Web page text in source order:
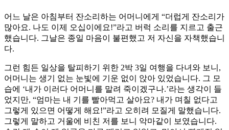
어느 날은 아침부터 잔소리하는 어머니에게 “더럽게 잔소리가
많아요. 나도 이제 오십이에요!”라고 버럭 소리를 지르고 출근
했습니다. 그날은 종일 마음이 불편했고 저 자신을 자책했습니
다.
그런 힘든 일상을 탈피하기 위한 2박 3일 여행을 다녀와 보니,
어머니는 생기 없는 눈빛에 기운 없이 앉아 있었습니다. 그 모
습에 ‘내가 이러다 어머니를 말려 죽이겠구나.’라는 생각이 들
었지만, “엄마는 내 기를 빨아먹고 살아요? 내가 며칠 없다고
그렇게 있으면 어떻게 해요!”라고 오히려 모질게 말했습니다.
그렇게 말하고 거울에 비친 저를 보니 악마같이 보였습니다.